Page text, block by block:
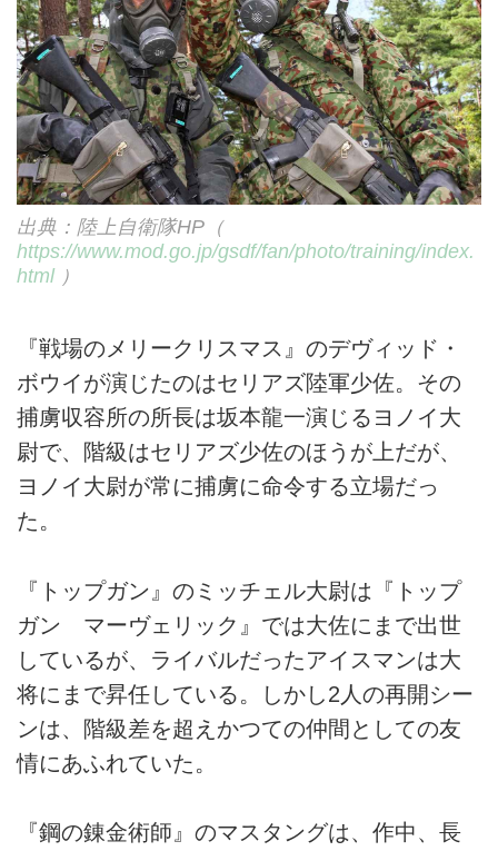
出典：陸上自衛隊HP（
https://www.mod.go.jp/gsdf/fan/photo/training/index.
html）
『戦場のメリークリスマス』のデヴィッド・
ボウイが演じたのはセリアズ陸軍少佐。その
捕虜収容所の所長は坂本龍一演じるヨノイ大
尉で、階級はセリアズ少佐のほうが上だが、
ヨノイ大尉が常に捕虜に命令する立場だっ
た。
『トップガン』のミッチェル大尉は『トップ
ガン マーヴェリック』では大佐にまで出世
しているが、ライバルだったアイスマンは大
将にまで昇任している。しかし2人の再開シー
ンは、階級差を超えかつての仲間としての友
情にあふれていた。
『鋼の錬金術師』のマスタングは、作中、長